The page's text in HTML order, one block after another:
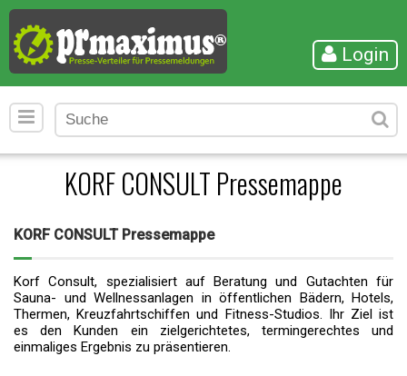
Login
KORF CONSULT Pressemappe
KORF CONSULT Pressemappe
Korf Consult, spezialisiert auf Beratung und Gutachten für
Sauna- und Wellnessanlagen in öffentlichen Bädern, Hotels,
Thermen, Kreuzfahrtschiffen und Fitness-Studios. Ihr Ziel ist
es den Kunden ein zielgerichtetes, termingerechtes und
einmaliges Ergebnis zu präsentieren.